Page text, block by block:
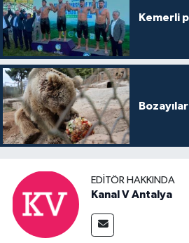
Kemerli
EDITÖR HAKKINDA
Kanal V Antalya